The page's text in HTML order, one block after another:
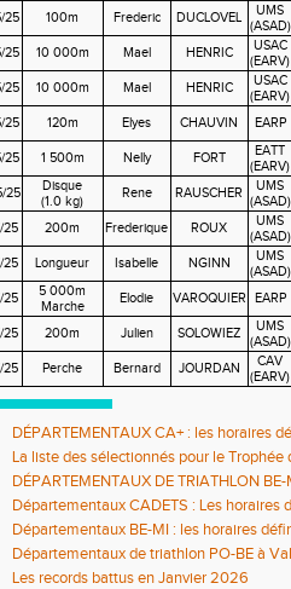
25 100m Frederic DUCLOVEL
UMS
(ASAD)
25 10 000m Mael HENRIC
USAC
(EARV)
25 10 000m Mael HENRIC
USAC
(EARV)
25 120m Elyes CHAUVIN EARP
25 1 500m Nelly FORT
EATT
(EARV)
25
Disque
(1.0 kg)
Rene RAUSCHER
UMS
(ASAD)
25 200m Frederique ROUX
UMS
(ASAD)
25 Longueur Isabelle NGINN
UMS
(ASAD)
25
5 000m
Marche
Elodie VAROQUIER EARP
25 200m Julien SOLOWIEZ
UMS
(ASAD)
25 Perche Bernard JOURDAN
CAV
(EARV)
DÉPARTEMENTAUX CA+ : les horaires
La liste des sélectionnés pour le Trophée
DÉPARTEMENTAUX DE TRIATHLON
définitifs sont en ligne
Départementaux CADETS : Les horaires
Départementaux BE-MI : les horaires
Départementaux de triathlon PO-BE à
DÉFINITIFS ET COMPO JURY
Les records battus en Janvier 2026